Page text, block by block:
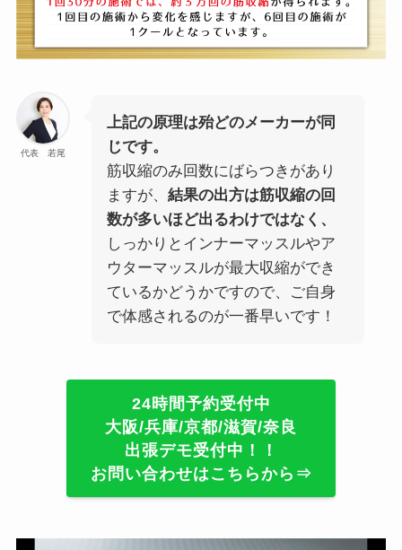
代表 若尾
上記の原理は殆どのメーカーが同
じです。
筋収縮のみ回数にばらつきがあり
ますが、 結果の出方は筋収縮の回
数が多いほど出るわけではなく、
しっかりとインナーマッスルやア
ウターマッスルが最大収縮ができ
ているかどうかですので、ご自身
で体感されるのが一番早いです！
24時間予約受付中
大阪/兵庫/京都/滋賀/奈良
出張デモ受付中！！
お問い合わせはこちらから⇒